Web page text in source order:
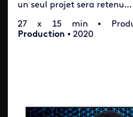
un seul projet sera retenu...
27 x 15 min •
Production • 2020